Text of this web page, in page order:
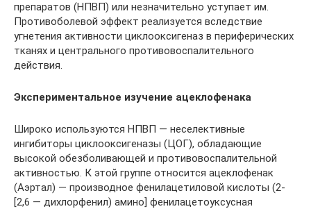
препаратов (НПВП) или незначительно уступает им.
Противоболевой эффект реализуется вследствие
угнетения активности циклооксигеназ в периферических
тканях и центрального противовоспалительного
действия.
Экспериментальное изучение ацеклофенака
Широко используются НПВП — неселективные
ингибиторы циклооксигеназы (ЦОГ), обладающие
высокой обезболивающей и противовоспалительной
активностью. К этой группе относится ацеклофенак
(Аэртал) — производное фенилацетиловой кислоты (2-
[2,6 — дихлорфенил) амино] фенилацетоуксусная